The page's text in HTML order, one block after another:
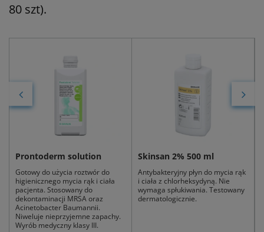
80 szt).
Prontoderm solution
Gotowy do użycia roztwór do
higienicznego mycia rąk i ciała
pacjenta. Stosowany do
dekontaminacji MRSA oraz
Acinetobacter Baumannii.
Niweluje nieprzyjemne zapachy.
Wyrób medyczny klasy III.
Skinsan 2% 500 ml
Antybakteryjny płyn do mycia rąk
i ciała z chlorheksydyną. Nie
wymaga spłukiwania. Testowany
dermatologicznie.